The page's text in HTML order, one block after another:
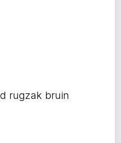
rugzak bruin